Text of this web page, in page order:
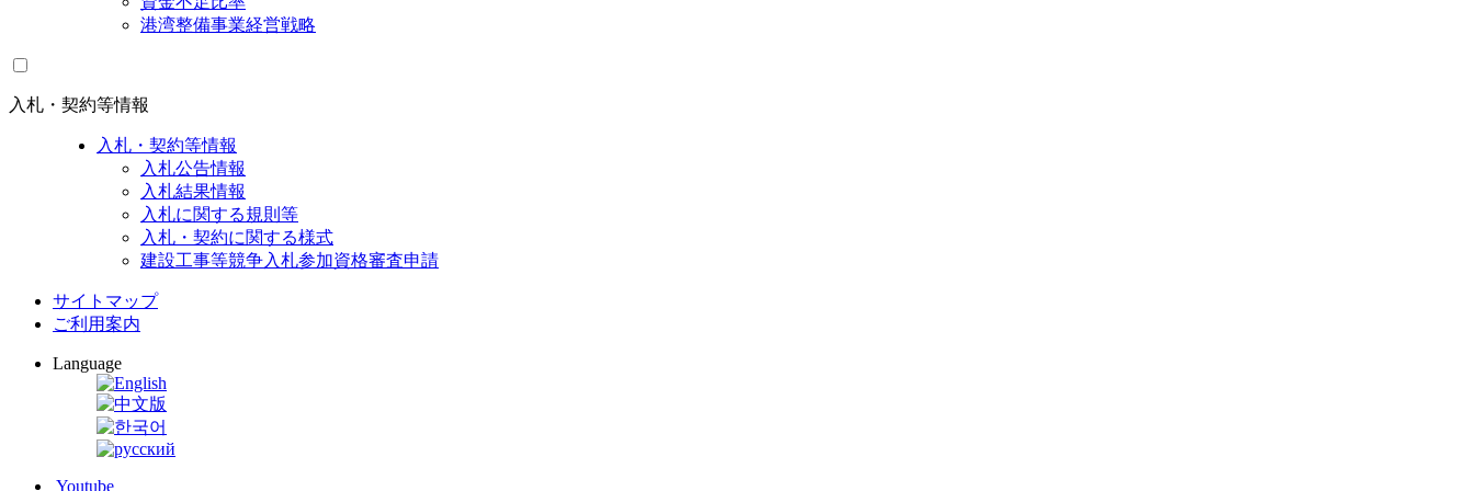
港湾整備事業経営戦略
入札・契約等情報
入札・契約等情報
入札公告情報
入札結果情報
入札に関する規則等
入札・契約に関する様式
建設工事等競争入札参加資格審査申請
サイトマップ
ご利用案内
Language
Youtube